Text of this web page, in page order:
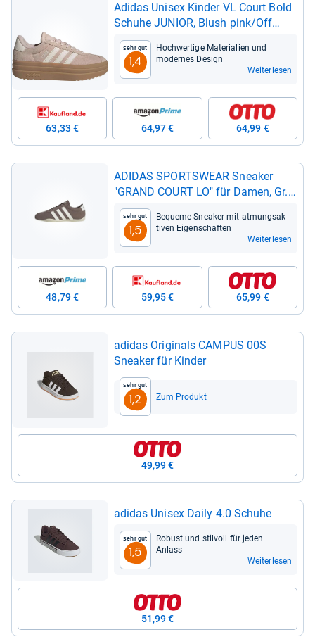
Adi­das Uni­sex Kin­der VL Court Bold
Schuhe JUNIOR, Blush pink/Off
White/Gum 3, 37 1/3 EU
Sehr gut
1,4
Hoch­wer­tige Mate­ria­lien und
moder­nes Design
Weiterlesen
63,33 € 64,97 € 64,99 €
ADI­DAS SPORTS­WEAR Snea­ker
"GRAND COURT LO" für Damen, Gr.
41, earth strata
Sehr gut
1,5
Bequeme Snea­ker mit atmungs­ak­
ti­ven Eigen­schaf­ten
Weiterlesen
48,79 € 59,95 € 65,99 €
adi­das Ori­gi­nals CAM­PUS 00S
Snea­ker für Kin­der
Sehr gut
1,2 Zum Produkt
49,99 €
adi­das Uni­sex Daily 4.0 Schuhe
Sehr gut
1,5
Robust und stil­voll für jeden
Anlass
Weiterlesen
51,99 €